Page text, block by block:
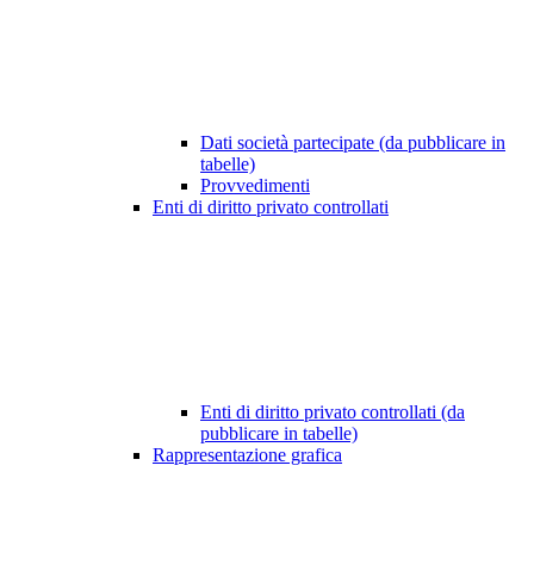
Dati società partecipate (da pubblicare in
tabelle)
Provvedimenti
Enti di diritto privato controllati
Enti di diritto privato controllati (da
pubblicare in tabelle)
Rappresentazione grafica